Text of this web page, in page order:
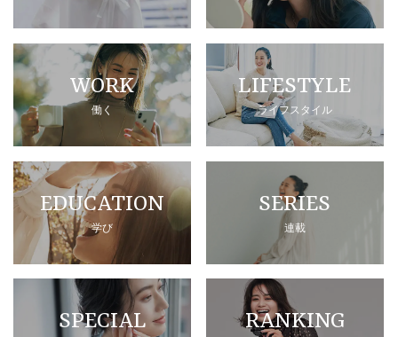
WORK
働く
LIFESTYLE
ライフスタイル
EDUCATION
学び
SERIES
連載
SPECIAL RANKING